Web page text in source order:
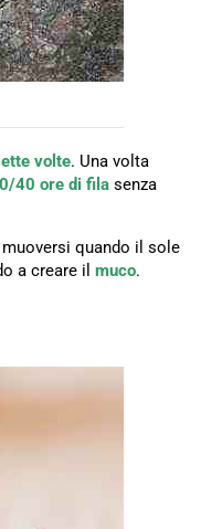
volte. Una volta
40 ore di fila senza
quando il sole
a creare il muco.